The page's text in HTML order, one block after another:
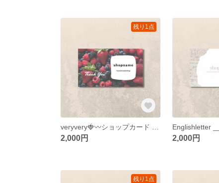
残り1点
2,000円 2,000円
残り1点